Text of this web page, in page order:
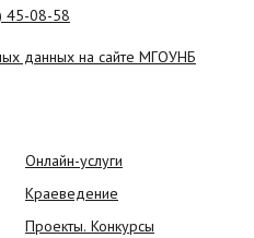
45-08-58
данных на сайте МГОУНБ
Онлайн-услуги
Краеведение
Проекты. Конкурсы